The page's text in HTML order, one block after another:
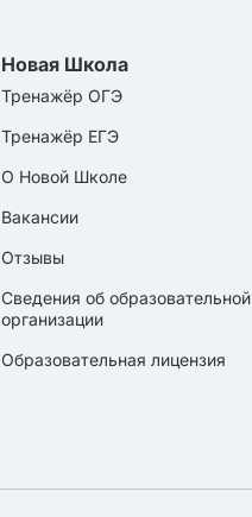
Новая Школа
Тренажёр ОГЭ
Тренажёр ЕГЭ
О Новой Школе
Вакансии
Отзывы
Сведения об образовательной
организации
Образовательная лицензия